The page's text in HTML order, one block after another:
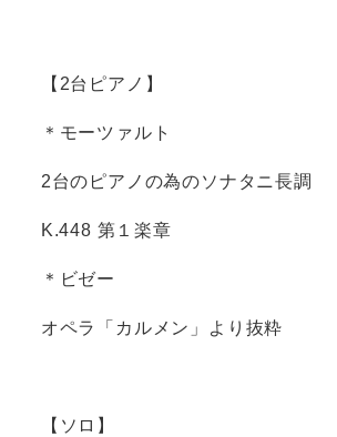
【2台ピアノ】
＊モーツァルト
2台のピアノの為のソナタニ長調
K.448 第１楽章
＊ビゼー
オペラ「カルメン」より抜粋
【ソロ】